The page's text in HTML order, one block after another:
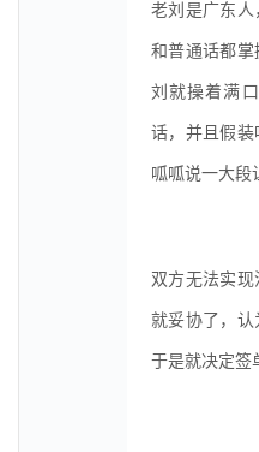
老刘是广东人
和普通话都掌
刘就操着满
话，并且假装
呱呱说一大段
双方无法实
就妥协了，认
于是就决定签